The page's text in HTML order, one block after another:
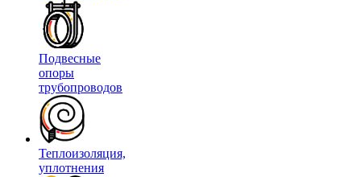
Подвесные
опоры
трубопроводов
Теплоизоляция,
уплотнения